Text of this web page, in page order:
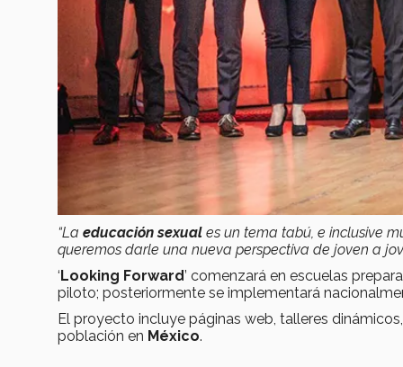
“La educación sexual es un tema tabú, e inclusive
queremos darle una nueva perspectiva de joven a
‘Looking Forward’ comenzará en escuelas
piloto; posteriormente se implementará
El proyecto incluye páginas web, talleres
población en México.